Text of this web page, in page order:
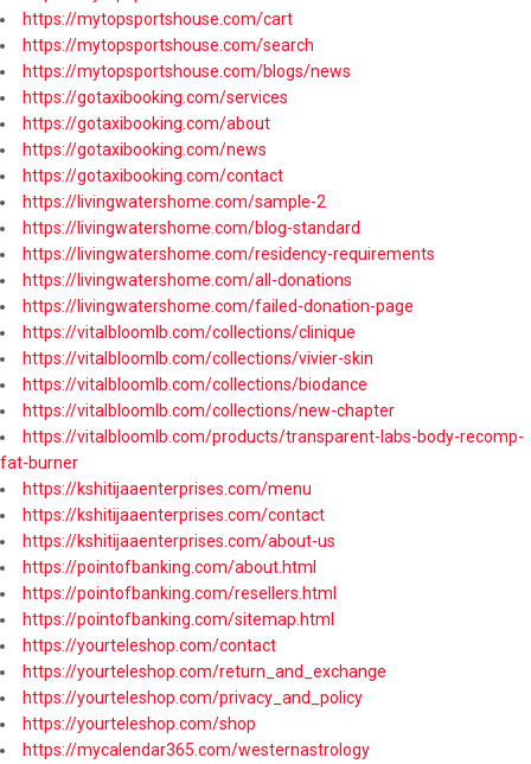
https://mytopsportshouse.com/cart
https://mytopsportshouse.com/search
https://mytopsportshouse.com/blogs/news
https://gotaxibooking.com/services
https://gotaxibooking.com/about
https://gotaxibooking.com/news
https://gotaxibooking.com/contact
https://livingwatershome.com/sample-2
https://livingwatershome.com/blog-standard
https://livingwatershome.com/residency-requirements
https://livingwatershome.com/all-donations
https://livingwatershome.com/failed-donation-page
https://vitalbloomlb.com/collections/clinique
https://vitalbloomlb.com/collections/vivier-skin
https://vitalbloomlb.com/collections/biodance
https://vitalbloomlb.com/collections/new-chapter
https://vitalbloomlb.com/products/transparent-labs-body-recomp-
fat-burner
https://kshitijaaenterprises.com/menu
https://kshitijaaenterprises.com/contact
https://kshitijaaenterprises.com/about-us
https://pointofbanking.com/about.html
https://pointofbanking.com/resellers.html
https://pointofbanking.com/sitemap.html
https://yourteleshop.com/contact
https://yourteleshop.com/return_and_exchange
https://yourteleshop.com/privacy_and_policy
https://yourteleshop.com/shop
https://mycalendar365.com/westernastrology